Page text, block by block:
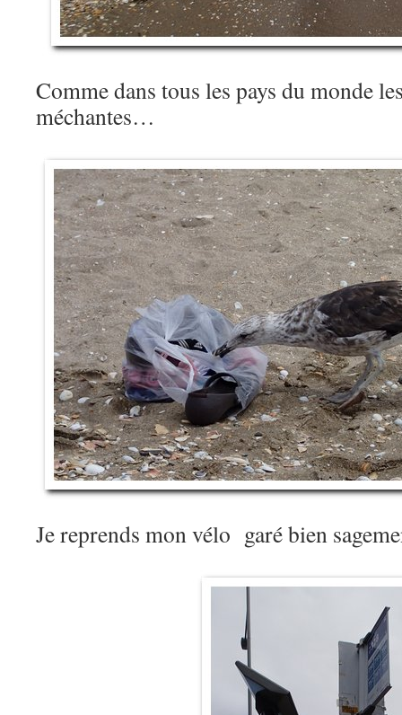
Comme dans tous les pays du monde
méchantes…
Je reprends mon vélo garé bien